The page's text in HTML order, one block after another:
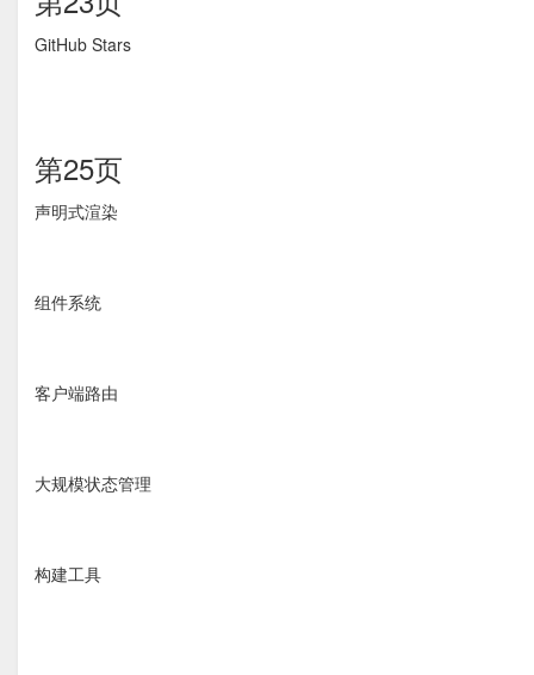
GitHub Stars
第25页
声明式渲染
组件系统
客户端路由
大规模状态管理
构建工具